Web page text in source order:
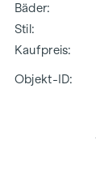
Bäder
Stil
Kaufpreis
Objekt-ID: